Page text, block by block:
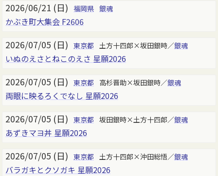
2026/06/21 (日) 福岡県 銀魂
かぶき町大集会 F2606
2026/07/05 (日) 東京都 土方十四郎×坂田銀時／銀魂
いぬのえさとねこのえさ 星願2026
2026/07/05 (日) 東京都 高杉晋助×坂田銀時／銀魂
両眼に映るろくでなし 星願2026
2026/07/05 (日) 東京都 坂田銀時×土方十四郎／銀魂
あずきマヨ丼 星願2026
2026/07/05 (日) 東京都 土方十四郎×沖田総悟／銀魂
バラガキとクソガキ 星願2026